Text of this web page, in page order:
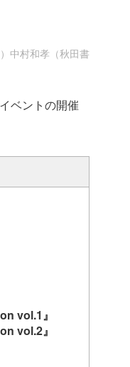
中村和孝（秋田書
ベントの開催
vol.1』
vol.2』